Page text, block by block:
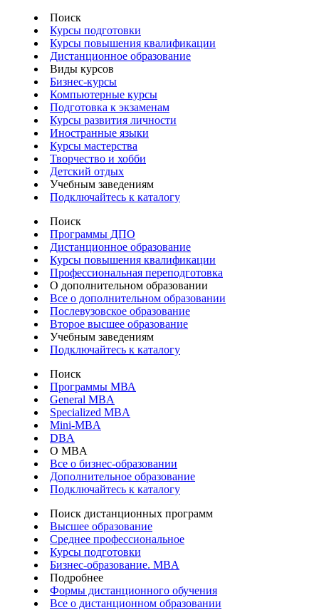
Поиск
Курсы подготовки
Курсы повышения квалификации
Дистанционное образование
Виды курсов
Бизнес-курсы
Компьютерные курсы
Подготовка к экзаменам
Курсы развития личности
Иностранные языки
Курсы мастерства
Творчество и хобби
Детский отдых
Учебным заведениям
Подключайтесь к каталогу
Поиск
Программы ДПО
Дистанционное образование
Курсы повышения квалификации
Профессиональная переподготовка
О дополнительном образовании
Все о дополнительном образовании
Послевузовское образование
Второе высшее образование
Учебным заведениям
Подключайтесь к каталогу
Поиск
Программы МВА
General MBA
Specialized MBA
Mini-MBA
DBA
О MBA
Все о бизнес-образовании
Дополнительное образование
Подключайтесь к каталогу
Поиск дистанционных программ
Высшее образование
Среднее профессиональное
Курсы подготовки
Бизнес-образование. MBA
Подробнее
Формы дистанционного обучения
Все о дистанционном образовании